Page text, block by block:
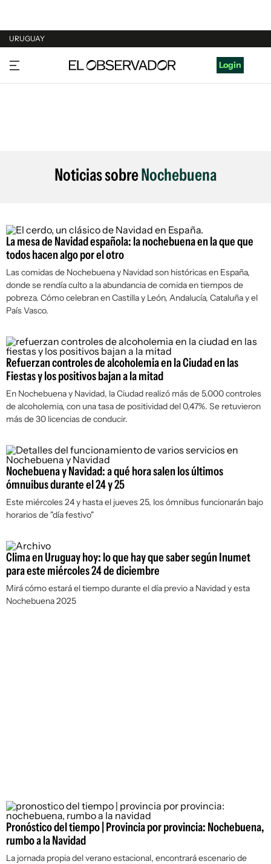
URUGUAY
URUGUAY
ARGENTINA
Login
Noticias sobreNochebuena
La mesa de Navidad española: la nochebuena en la que que
todos hacen algo por el otro
Las comidas de Nochebuena y Navidad son históricas en España,
donde se rendía culto a la abundancia de comida en tiempos de
pobreza. Cómo celebran en Castilla y León, Andalucía, Cataluña y el
País Vasco.
Refuerzan controles de alcoholemia en la Ciudad en las
Fiestas y los positivos bajan a la mitad
En Nochebuena y Navidad, la Ciudad realizó más de 5.000 controles
de alcoholemia, con una tasa de positividad del 0,47%. Se retuvieron
más de 30 licencias de conducir.
Nochebuena y Navidad: a qué hora salen los últimos
ómnuibus durante el 24 y 25
Este miércoles 24 y hasta el jueves 25, los ómnibus funcionarán bajo
horarios de "día festivo"
Clima en Uruguay hoy: lo que hay que saber según Inumet
para este miércoles 24 de diciembre
Mirá cómo estará el tiempo durante el día previo a Navidad y esta
Nochebuena 2025
Pronóstico del tiempo | Provincia por provincia: Nochebuena,
rumbo a la Navidad
La jornada propia del verano estacional, encontrará escenario de